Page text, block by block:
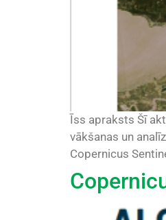
Īss apraksts Šī
vākšanas un
Copernicus